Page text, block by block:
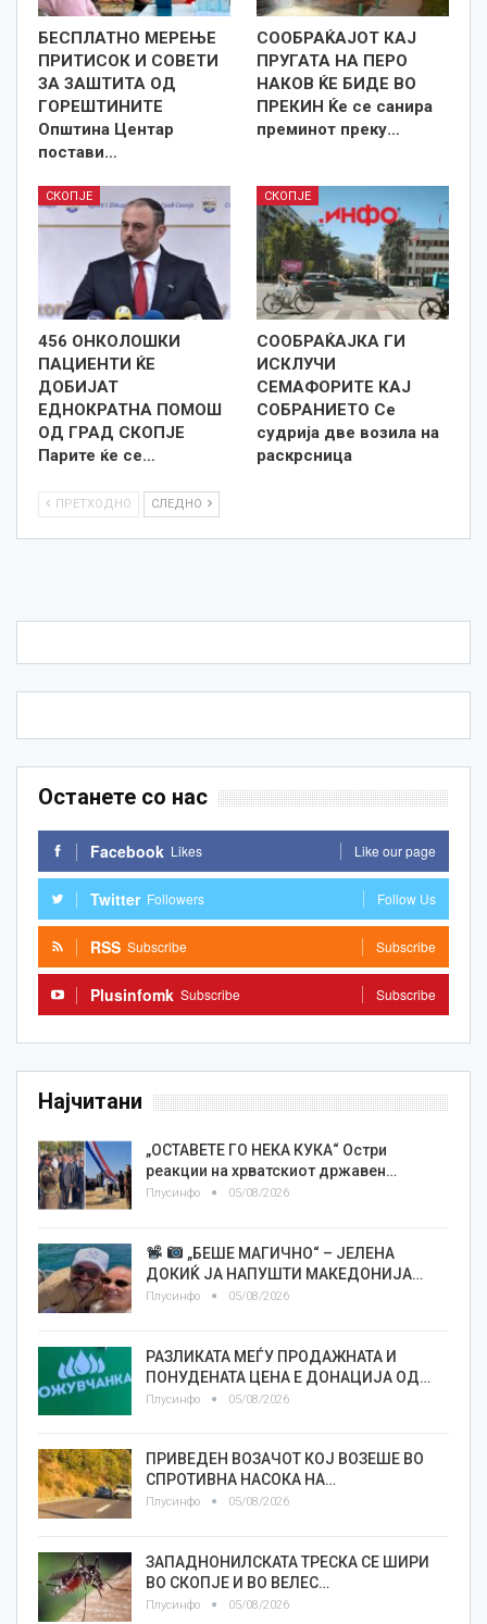
БЕСПЛАТНО МЕРЕЊЕ
ПРИТИСОК И СОВЕТИ
ЗА ЗАШТИТА ОД
ГОРЕШТИНИТЕ
Општина Центар
постави…
СООБРАЌАЈОТ КАЈ
ПРУГАТА НА ПЕРО
НАКОВ ЌЕ БИДЕ ВО
ПРЕКИН Ќе се санира
преминот преку…
СКОПЈЕ
456 ОНКОЛОШКИ
ПАЦИЕНТИ ЌЕ
ДОБИЈАТ
ЕДНОКРАТНА ПОМОШ
ОД ГРАД СКОПЈЕ
Парите ќе се…
СКОПЈЕ
СООБРАЌАЈКА ГИ
ИСКЛУЧИ
СЕМАФОРИТЕ КАЈ
СОБРАНИЕТО Се
судрија две возила на
раскрсница
ПРЕТХОДНО СЛЕДНО
Останете со нас
Facebook Likes Like our page
Twitter Followers Follow Us
RSS Subscribe Subscribe
Plusinfomk Subscribe Subscribe
Најчитани
„ОСТАВЕТЕ ГО НЕКА КУКА“ Остри
реакции на хрватскиот државен…
Плусинфо 05/08/2026
„БЕШЕ МАГИЧНО“ – ЈЕЛЕНА
ДОКИЌ ЈА НАПУШТИ МАКЕДОНИЈА…
Плусинфо 05/08/2026
РАЗЛИКАТА МЕЃУ ПРОДАЖНАТА И
ПОНУДЕНАТА ЦЕНА Е ДОНАЦИЈА ОД…
Плусинфо 05/08/2026
ПРИВЕДЕН ВОЗАЧОТ КОЈ ВОЗЕШЕ ВО
СПРОТИВНА НАСОКА НА…
Плусинфо 05/08/2026
ЗАПАДНОНИЛСКАТА ТРЕСКА СЕ ШИРИ
ВО СКОПЈЕ И ВО ВЕЛЕС…
Плусинфо 05/08/2026